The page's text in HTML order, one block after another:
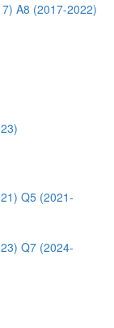
A8 (2017-2022)
Q5 (2021-
Q7 (2024-